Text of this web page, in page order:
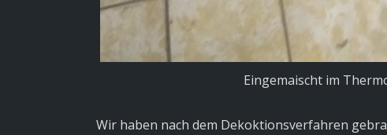
Eingemaischt im
Wir haben nach dem Dekoktionsverfahren